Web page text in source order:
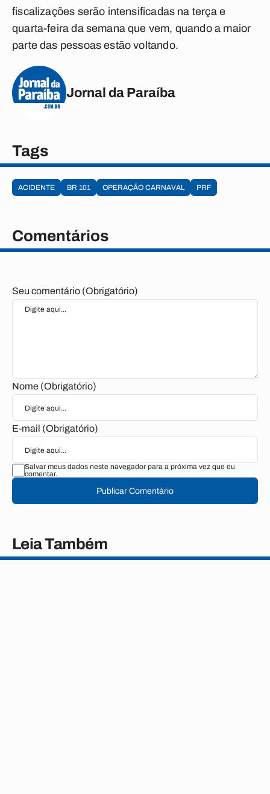
fiscalizações serão intensificadas na terça e
quarta-feira da semana que vem, quando a maior
parte das pessoas estão voltando.
Jornal da Paraíba
Tags
ACIDENTE BR 101 OPERAÇÃO CARNAVAL PRF
Comentários
Seu comentário (Obrigatório)
Nome (Obrigatório)
E-mail (Obrigatório)
Salvar meus dados neste navegador para a próxima vez que eu
comentar.
Publicar Comentário
Leia Também